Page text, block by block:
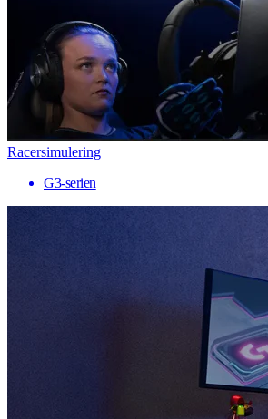
Racersimulering
G3-serien